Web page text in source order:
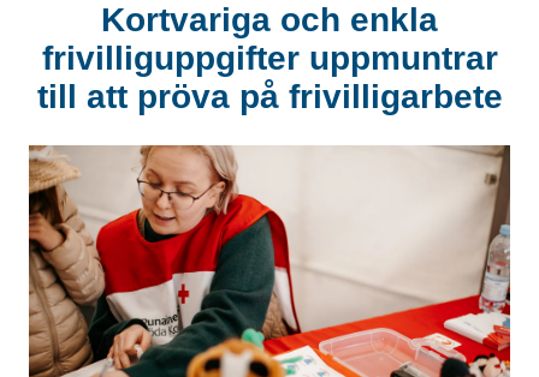
Kortvariga och enkla
frivilliguppgifter uppmuntrar
till att pröva på frivilligarbete